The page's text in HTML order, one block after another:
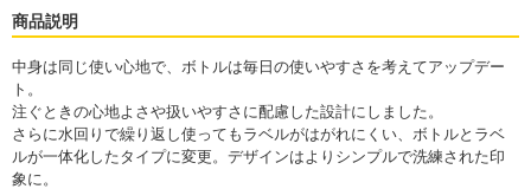
商品説明
中身は同じ使い心地で、ボトルは毎日の使いやすさを考えてアップデー
ト。
注ぐときの心地よさや扱いやすさに配慮した設計にしました。
さらに水回りで繰り返し使ってもラベルがはがれにくい、ボトルとラベ
ルが一体化したタイプに変更。デザインはよりシンプルで洗練された印
象に。